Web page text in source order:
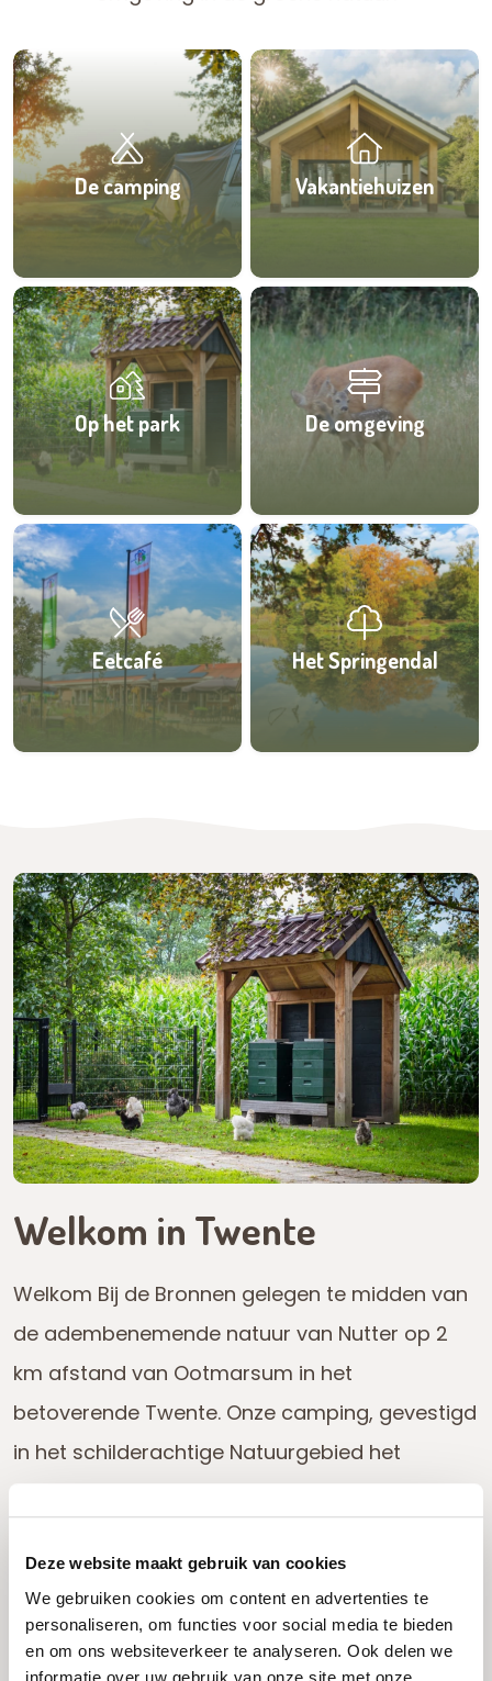
Deze website maakt gebruik van cookies
We gebruiken cookies om content en advertenties te
personaliseren, om functies voor social media te bieden
en om ons websiteverkeer te analyseren. Ook delen we
informatie over uw gebruik van onze site met onze
De camping Vakantiehuizen
Op het park De omgeving
Eetcafé Het Springendal
Welkom in Twente
Welkom Bij de Bronnen gelegen te midden van
de adembenemende natuur van Nutter op 2
km afstand van Ootmarsum in het
betoverende Twente. Onze camping, gevestigd
in het schilderachtige Natuurgebied het
Springendal, biedt een unieke combinatie van
Ontdek de prachtige kampeerplaatsen omringd door
groen en fruitbomen, waar je kunt genieten van de
serene omgeving en de frisse lucht. Of kies voor één